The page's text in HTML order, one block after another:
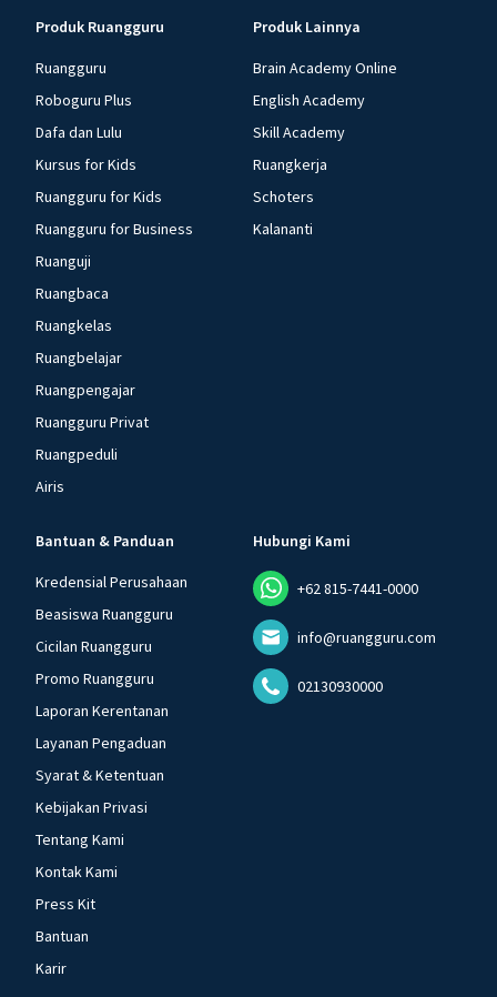
Produk Ruangguru
Ruangguru
Roboguru Plus
Dafa dan Lulu
Kursus for Kids
Ruangguru for Kids
Ruangguru for Business
Ruanguji
Ruangbaca
Ruangkelas
Ruangbelajar
Ruangpengajar
Ruangguru Privat
Ruangpeduli
Airis
Produk Lainnya
Brain Academy Online
English Academy
Skill Academy
Ruangkerja
Schoters
Kalananti
Bantuan & Panduan
Kredensial Perusahaan
Beasiswa Ruangguru
Cicilan Ruangguru
Promo Ruangguru
Laporan Kerentanan
Layanan Pengaduan
Syarat & Ketentuan
Kebijakan Privasi
Tentang Kami
Kontak Kami
Press Kit
Bantuan
Karir
Hubungi Kami
+62 815-7441-0000
info@ruangguru.com
02130930000